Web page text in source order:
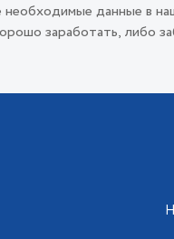
необходимые данные в
заработать, либо